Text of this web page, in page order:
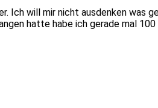
Ich will mir nicht ausdenken
hatte habe ich gerade mal